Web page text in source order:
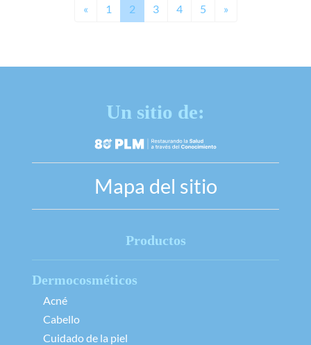
«Previous
1 2 3 4 5 »Next
Un sitio de:
Mapa del sitio
Productos
Dermocosméticos
Acné
Cabello
Cuidado de la piel